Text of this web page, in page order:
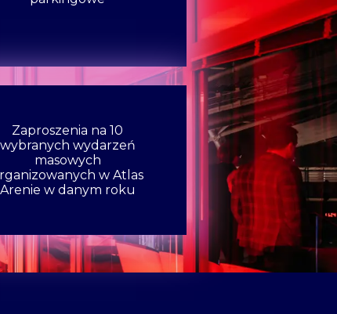
Zaproszenia na 10
wybranych wydarzeń
masowych
w Atlas
Arenie w danym roku